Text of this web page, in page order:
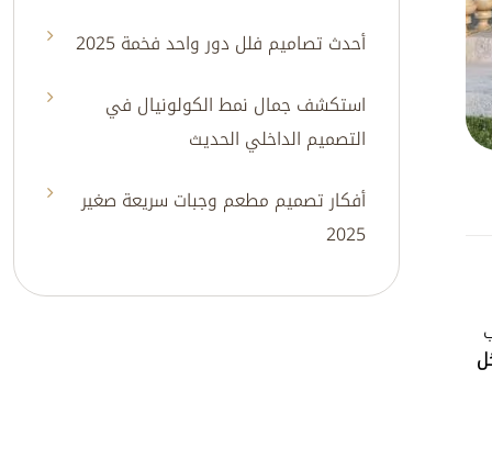
أحدث تصاميم فلل دور واحد فخمة 2025
استكشف جمال نمط الكولونيال في
التصميم الداخلي الحديث
أفكار تصميم مطعم وجبات سريعة صغير
2025